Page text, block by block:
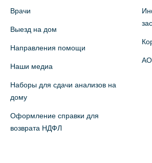
+7 (812) 660-73-69
На карте
партнер)
+7 (812) 660-73-69
На карте
Врачи
Выезд на дом
Направления помощи
Наши медиа
Наборы для сдачи анализов на
дому
Оформление справки для
возврата НДФЛ